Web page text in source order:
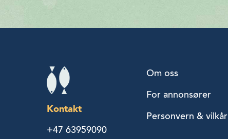
Kontakt
+47 63959090
Om oss
For annonsører
Personvern & vilkår